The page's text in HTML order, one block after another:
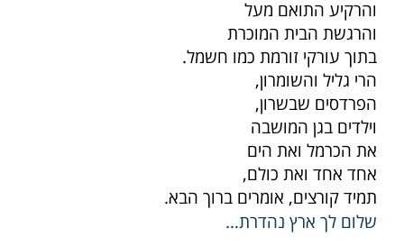
והרקיע התואם מעל
והרגשת הבית המוכרת
בתוך עורקי זורמת כמו חשמל.
הרי גליל והשומרון,
הפרדסים שבשרון,
וילדים בגן המושבה
את הכרמל ואת הים
אחד אחד ואת כולם,
תמיד קורצים, אומרים ברוך הבא.
שלום לך ארץ נהדרת…